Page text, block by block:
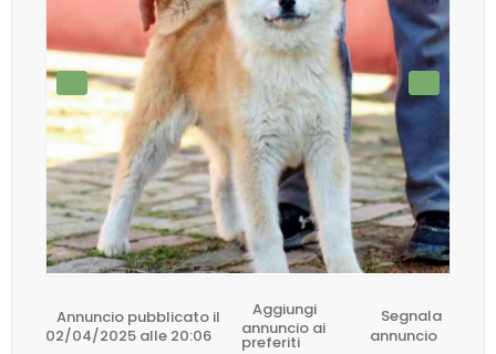
Annuncio pubblicato il
02/04/2025 alle 20:06
Aggiungi
annuncio ai
preferiti
Segnala
annuncio